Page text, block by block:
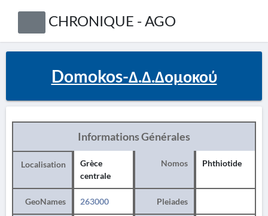
CHRONIQUE - AGO
Domokos-Δ.Δ.Δομοκού
Informations Générales
Localisation
Grèce
centrale
Nomos Phthiotide
GeoNames 263000 Pleiades